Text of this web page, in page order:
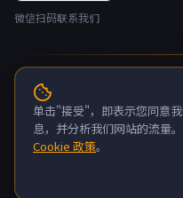
微信扫码联系我们
© 2026 蜂巢云盒
公司 版权所有
粤ICP备2022132880号-6
单击"接受"，即表示您同意
息，并分析我们网站的流量
Cookie 政策。